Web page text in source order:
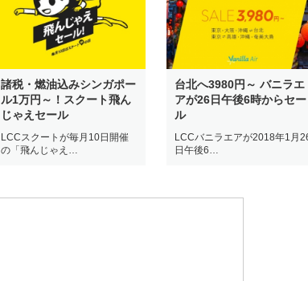
諸税・燃油込みシンガポー
ル1万円～！スクート飛ん
じゃえセール
LCCスクートが毎月10日開催
の「飛んじゃえ…
台北へ3980円～ バニラエ
アが26日午後6時からセー
ル
LCCバニラエアが2018年1月
日午後6…